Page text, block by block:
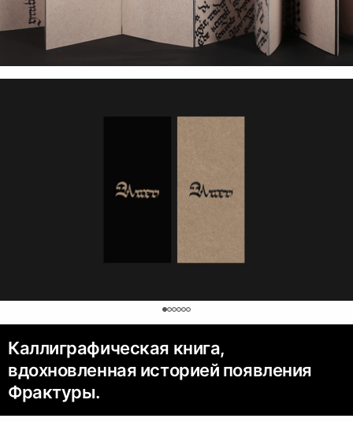
Каллиграфическая книга,
вдохновленная историей появления
Фрактуры.